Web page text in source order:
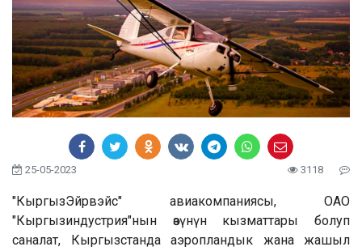
25-05-2023 3118
"КыргызЭйрвэйс" авиакомпаниясы, ОАО
"Кыргызиндустрия"нын өзүнүн кызматтары болуп
саналат, Кыргызстанда аэропландык жана жашыл